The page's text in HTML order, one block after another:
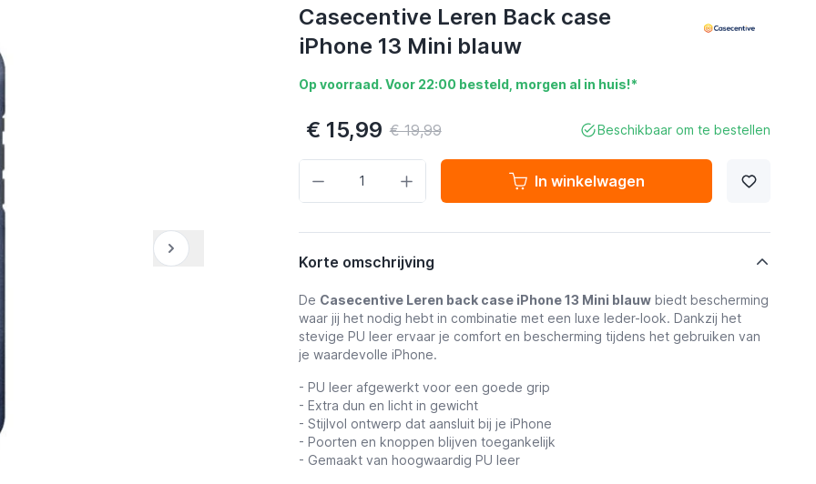
Casecentive Leren Back case
iPhone 13 Mini blauw
Op voorraad. Voor 22:00 besteld, morgen al in huis!*
€ 15,99 € 19,99 Beschikbaar om te bestellen
In winkelwagen
Korte omschrijving
De Casecentive Leren back case iPhone 13 Mini blauwbiedt bescherming
waar jij het nodig hebt in combinatie met een luxe leder-look. Dankzij het
stevige PU leer ervaar je comfort en bescherming tijdens het gebruiken van
je waardevolle iPhone.
- PU leer afgewerkt voor een goede grip
- Extra dun en licht in gewicht
- Stijlvol ontwerp dat aansluit bij je iPhone
- Poorten en knoppen blijven toegankelijk
- Gemaakt van hoogwaardig PU leer